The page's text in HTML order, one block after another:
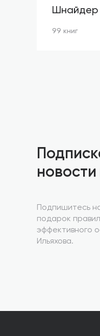
Шнайдер
99 книг
Подпишитесь
подарок
эффективного
Ильяхова.